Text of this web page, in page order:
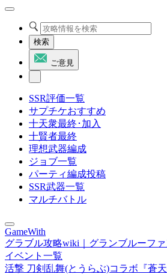
検索
ご意見
SSR評価一覧
サプチケおすすめ
十天衆最終･加入
十賢者最終
理想武器編成
ジョブ一覧
パーティ編成投稿
SSR武器一覧
マルチバトル
GameWith
グラブル攻略wiki｜グランブルーフ
イベント一覧
活撃 刀剣乱舞(とうらぶ)コラボ『蒼